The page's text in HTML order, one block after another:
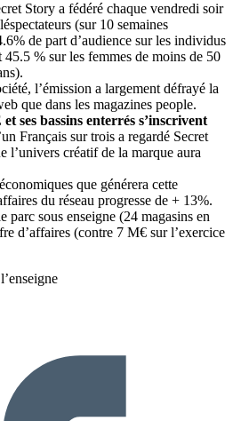
Story a fédéré chaque vendredi soir
(sur 10 semaines
de part d’audience sur les individus
% sur les femmes de moins de 50
l’émission a largement défrayé la
que dans les magazines people.
ses bassins enterrés s’inscrivent
Français sur trois a regardé Secret
l’univers créatif de la marque aura
que générera cette
du réseau progresse de + 13%.
parc sous enseigne (24 magasins en
d’affaires (contre 7 M€ sur l’exercice